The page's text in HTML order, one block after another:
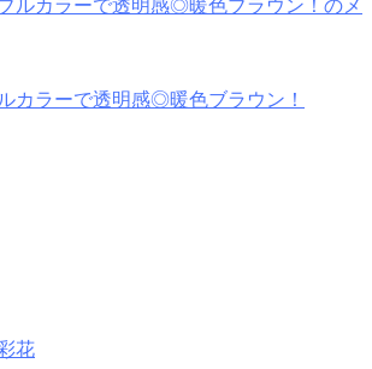
カラーで透明感◎暖色ブラウン！
花